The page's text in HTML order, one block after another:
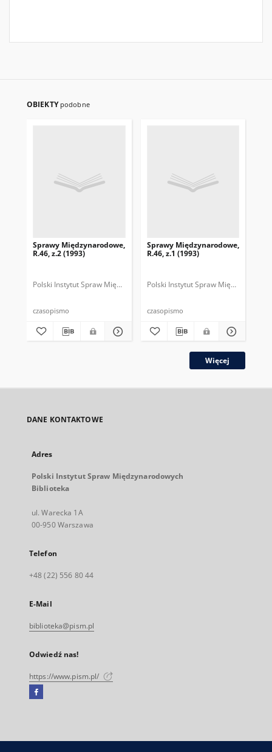
OBIEKTY podobne
Sprawy Międzynarodowe,
R.46, z.2 (1993)
Polski Instytut Spraw Międzynarodowych. Polska Fundacja Spraw
czasopismo
Sprawy Międzynarodowe,
R.46, z.1 (1993)
Polski Instytut Spraw
czasopismo
Więcej
DANE KONTAKTOWE
Adres
Polski Instytut Spraw Międzynarodowych
Biblioteka
ul. Warecka 1A
00-950 Warszawa
Telefon
+48 (22) 556 80 44
E-Mail
biblioteka@pism.pl
Odwiedź nas!
https://www.pism.pl/
Facebook
się